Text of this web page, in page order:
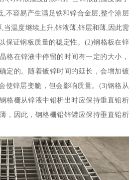
,不容易产生满足铁和锌合金层,整个涂层
当温度继续上升,锌液薄,锌层和薄,因此需
保证钢板质量的稳定性。(2)钢格板在锌
格在锌液中停留的时间有一定的大小，
定的。随着镀锌时间的延长，会增加镀
使锌层变脆，但会影响质量。(3)钢格从
格栅从锌液中铅析出时应保持垂直铅析
，因此，钢格栅铅锌罐应保持垂直铅析